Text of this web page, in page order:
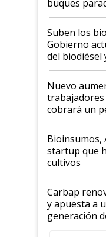
buques
la medida de
prácticos
Suben los
Gobierno
del biodiésel
Nuevo
cobrará un
Bioinsumos,
startup que
cultivos
Carbap
y apuesta a
generación